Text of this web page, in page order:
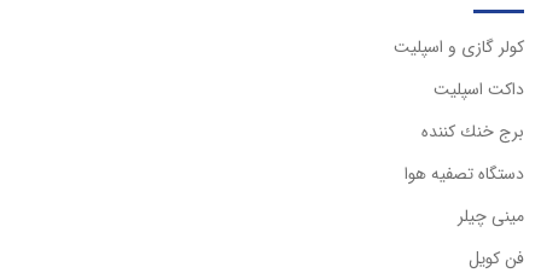
كولر گازی و اسپليت
داكت اسپليت
برج خنك كننده
دستگاه تصفيه هوا
مینی چیلر
فن کویل